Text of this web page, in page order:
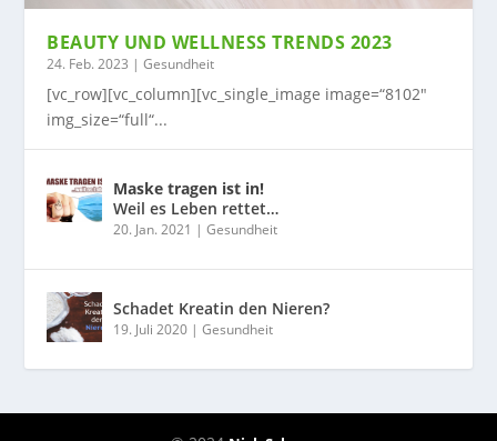
BEAUTY UND WELLNESS TRENDS 2023
24. Feb. 2023 |Gesundheit
[vc_row][vc_column][vc_single_image image=“8102″
img_size=“full“...
Maske tragen ist in!
Weil es Leben rettet…
20. Jan. 2021 |Gesundheit
Schadet Kreatin den Nieren?
19. Juli 2020 |Gesundheit